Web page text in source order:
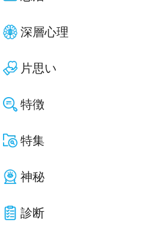
深層心理
片思い
特徴
特集
神秘
診断